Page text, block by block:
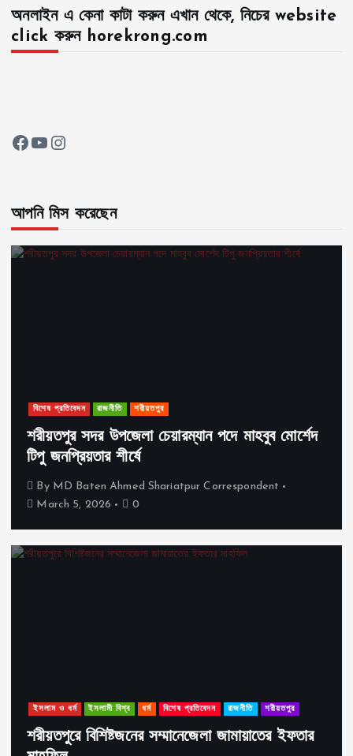
অনলাইন এ কেনা কাটা করুন এখান থেকে, নিচের website
click করুন horekrong.com
Facebook YouTube Instagram
আপনি মিস করেছেন
বিশেষ প্রতিবেদন রাজনীতি শরীয়তপুর
শরীয়তপুর সদর উপজেলা চেয়ারম্যান পদে মাহবুব মোর্শেদ
টিপু জনপ্রিয়তার শীর্ষে
By MD Baten Ahmed Shariatpur Correspondent
March 5, 2026
0
ইসলাম ও ধর্ম ইসলামী বিশ্ব ধর্ম বিশেষ প্রতিবেদন রাজনীতি শরীয়তপুর
শরীয়তপুরে বিশিষ্টজনের সম্মানেজেলা জামায়াতের ইফতার